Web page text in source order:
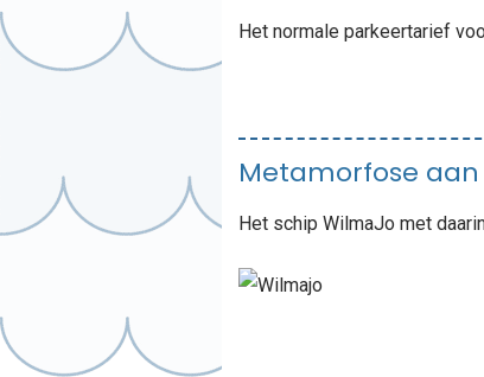
Het normale parkeertarief
Metamorfose
Het schip WilmaJo met